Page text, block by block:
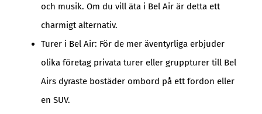
och musik. Om du vill äta i Bel Air är detta ett
charmigt alternativ.
Turer i Bel Air: För de mer äventyrliga erbjuder
olika företag privata turer eller gruppturer till Bel
Airs dyraste bostäder ombord på ett fordon eller
en SUV.